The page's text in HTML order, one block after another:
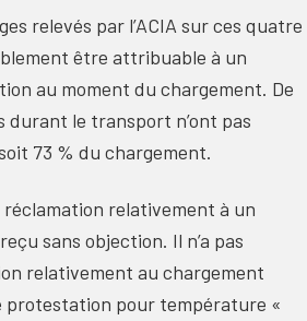
relevés par l’ACIA sur ces quatre
être attribuable à un
au moment du chargement. De
durant le transport n’ont pas
73 % du chargement.
réclamation relativement à un
sans objection. Il n’a pas
relativement au chargement
protestation pour température «